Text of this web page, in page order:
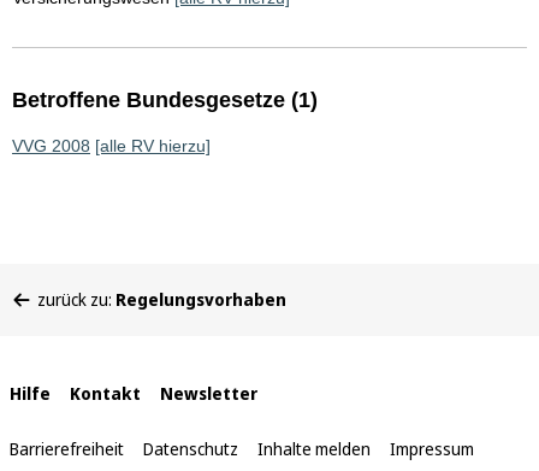
Betroffene Bundesgesetze (1)
VVG 2008 [alle RV hierzu]
befinden
zurück zu: Regelungsvorhaben
Interne
Links
Hilfe Kontakt Newsletter
Barrierefreiheit Datenschutz Inhalte melden Impressum